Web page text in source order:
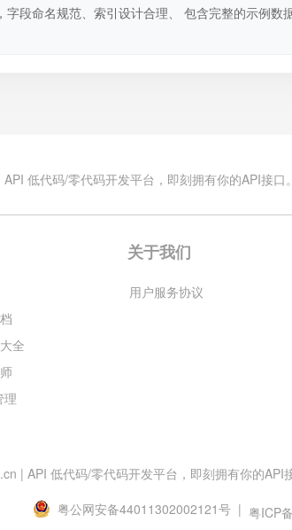
段命名规范、索引设计合理、 包含完整的示例数
低代码/零代码开发平台，即刻拥有你的API接口。
全
理
关于我们
用户服务协议
| API 低代码/零代码开发平台，即刻拥有你的
粤公网安备44011302002121号 | 粤ICP